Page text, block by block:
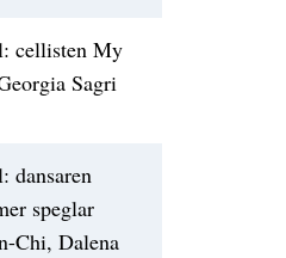
cellisten My
Sagri
dansaren
speglar
Chi, Dalena